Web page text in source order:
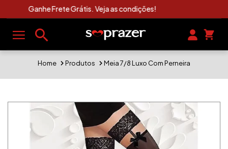
Clique Aqui e Veja As Novidades Sexshop
Home Produtos Meia 7/8 Luxo Com Perneira